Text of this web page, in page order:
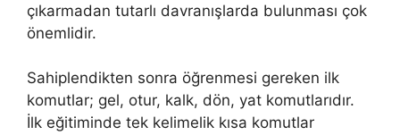
çıkarmadan tutarlı davranışlarda bulunması çok
önemlidir.
Sahiplendikten sonra öğrenmesi gereken ilk
komutlar; gel, otur, kalk, dön, yat komutlarıdır.
İlk eğitiminde tek kelimelik kısa komutlar